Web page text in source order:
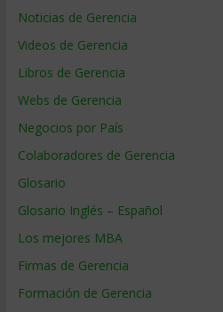
Noticias de Gerencia
Videos de Gerencia
Libros de Gerencia
Webs de Gerencia
Negocios por País
Colaboradores de Gerencia
Glosario
Glosario Inglés – Español
Los mejores MBA
Firmas de Gerencia
Formación de Gerencia